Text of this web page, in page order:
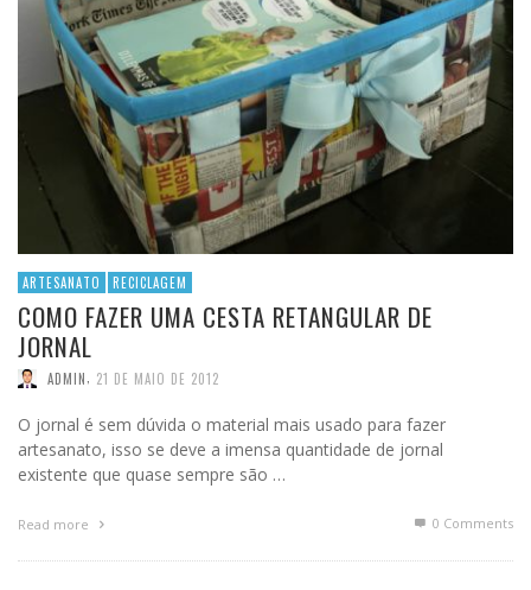
ARTESANATO RECICLAGEM
COMO FAZER UMA CESTA RETANGULAR DE
JORNAL
ADMIN, 21 DE MAIO DE 2012
O jornal é sem dúvida o material mais usado para fazer
artesanato, isso se deve a imensa quantidade de jornal
existente que quase sempre são …
Read more 0 Comments